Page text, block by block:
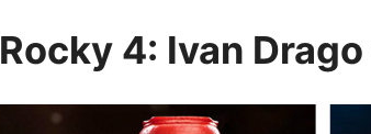
Rocky 4: Ivan